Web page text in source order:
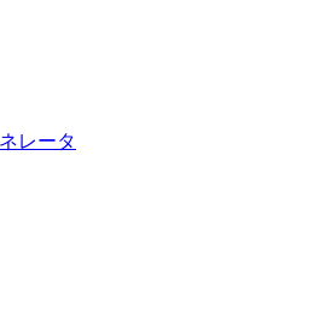
レータ